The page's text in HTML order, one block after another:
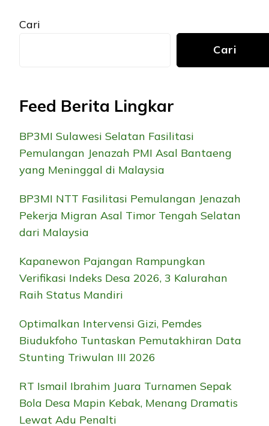
Cari
Cari
Feed Berita Lingkar
BP3MI Sulawesi Selatan Fasilitasi
Pemulangan Jenazah PMI Asal Bantaeng
yang Meninggal di Malaysia
BP3MI NTT Fasilitasi Pemulangan Jenazah
Pekerja Migran Asal Timor Tengah Selatan
dari Malaysia
Kapanewon Pajangan Rampungkan
Verifikasi Indeks Desa 2026, 3 Kalurahan
Raih Status Mandiri
Optimalkan Intervensi Gizi, Pemdes
Biudukfoho Tuntaskan Pemutakhiran Data
Stunting Triwulan III 2026
RT Ismail Ibrahim Juara Turnamen Sepak
Bola Desa Mapin Kebak, Menang Dramatis
Lewat Adu Penalti